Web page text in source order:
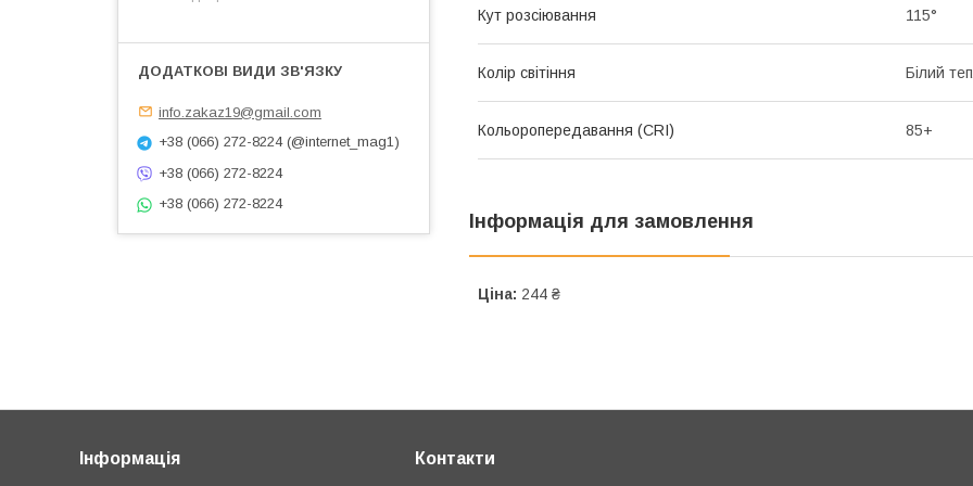
Кут розсіювання 115°
Колір світіння Білий
Кольоропередавання (CRI) 85+
Інформація для замовлення
Ціна: 244 ₴
info.zakaz19@gmail.com
+38 (066) 272-8224 (@internet_mag1)
+38 (066) 272-8224
+38 (066) 272-8224
Інформація Контакти